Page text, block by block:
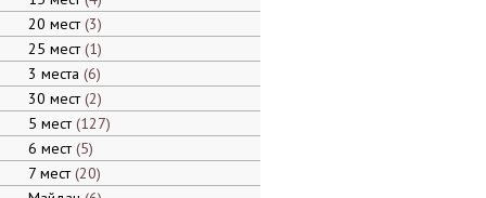
20 мест 3
25 мест 1
3 места 6
30 мест 2
5 мест 127
6 мест 5
7 мест 20